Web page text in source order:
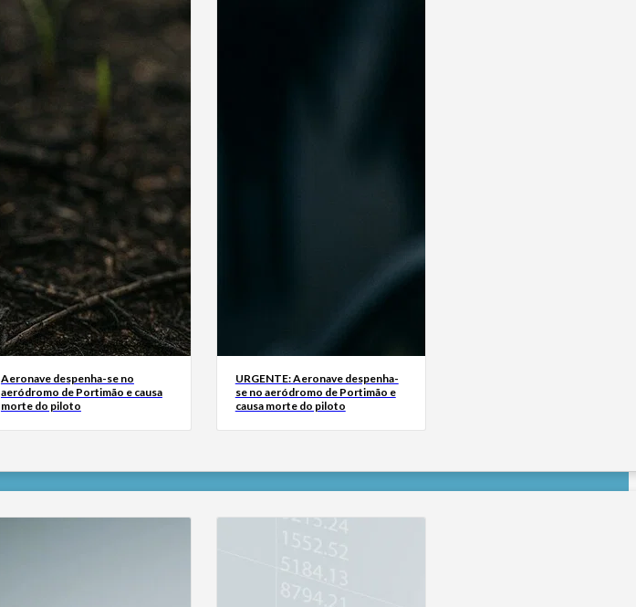
Aeronave despenha-se no
aeródromo de Portimão e causa
morte do piloto
URGENTE: Aeronave despenha-
se no aeródromo de Portimão e
causa morte do piloto